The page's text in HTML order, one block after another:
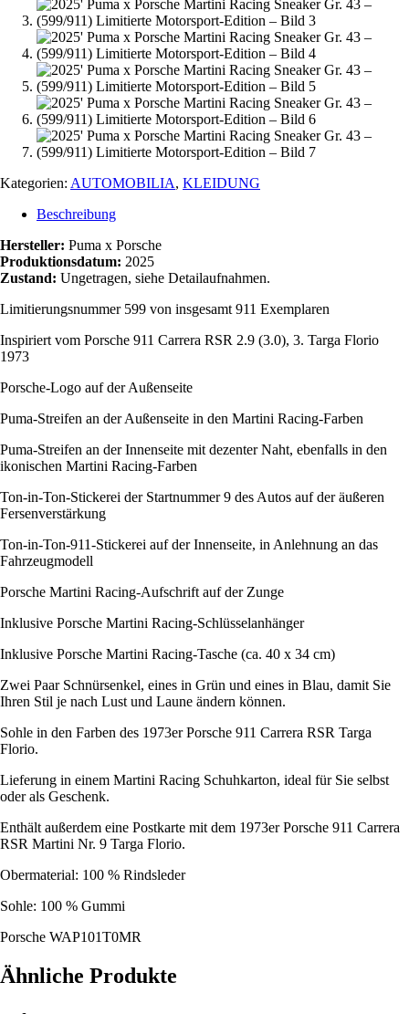
Kategorien: AUTOMOBILIA, KLEIDUNG
Beschreibung
Hersteller: Puma x Porsche
Produktionsdatum: 2025
Zustand: Ungetragen, siehe Detailaufnahmen.
Limitierungsnummer 599 von insgesamt 911 Exemplaren
Inspiriert vom Porsche 911 Carrera RSR 2.9 (3.0), 3. Targa Florio
1973
Porsche-Logo auf der Außenseite
Puma-Streifen an der Außenseite in den Martini Racing-Farben
Puma-Streifen an der Innenseite mit dezenter Naht, ebenfalls in den
ikonischen Martini Racing-Farben
Ton-in-Ton-Stickerei der Startnummer 9 des Autos auf der äußeren
Fersenverstärkung
Ton-in-Ton-911-Stickerei auf der Innenseite, in Anlehnung an das
Fahrzeugmodell
Porsche Martini Racing-Aufschrift auf der Zunge
Inklusive Porsche Martini Racing-Schlüsselanhänger
Inklusive Porsche Martini Racing-Tasche (ca. 40 x 34 cm)
Zwei Paar Schnürsenkel, eines in Grün und eines in Blau, damit Sie
Ihren Stil je nach Lust und Laune ändern können.
Sohle in den Farben des 1973er Porsche 911 Carrera RSR Targa
Florio.
Lieferung in einem Martini Racing Schuhkarton, ideal für Sie selbst
oder als Geschenk.
Enthält außerdem eine Postkarte mit dem 1973er Porsche 911 Carrera
RSR Martini Nr. 9 Targa Florio.
Obermaterial: 100 % Rindsleder
Sohle: 100 % Gummi
Porsche WAP101T0MR
Ähnliche Produkte